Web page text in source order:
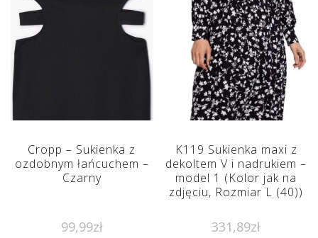
Cropp – Sukienka z
ozdobnym łańcuchem –
Czarny
99,99zł
K119 Sukienka maxi z
dekoltem V i nadrukiem –
model 1 (Kolor jak na
zdjęciu, Rozmiar L (40))
331,89zł